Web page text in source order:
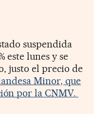
suspendida
este lunes y se
justo el precio de
Minor, que
por la CNMV.